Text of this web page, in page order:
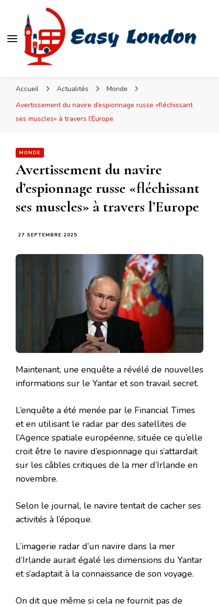
Accueil Actualités
Monde
Avertissement du navire d’espionnage russe «fléchissant
ses muscles» à travers l’Europe
MONDE
Avertissement du navire
d’espionnage russe «fléchissant
ses muscles» à travers l’Europe
27 SEPTEMBRE 2025
Maintenant, une enquête a révélé de nouvelles
informations sur le Yantar et son travail secret.
L’enquête a été menée par le Financial Times
et en utilisant le radar par des satellites de
l’Agence spatiale européenne, située ce qu’elle
croit être le navire d’espionnage qui s’attardait
sur les câbles critiques de la mer d’Irlande en
novembre.
Selon le journal, le navire tentait de cacher ses
activités à l’époque.
L’imagerie radar d’un navire dans la mer
d’Irlande aurait égalé les dimensions du Yantar
et s’adaptait à la connaissance de son voyage.
On dit que même si cela ne fournit pas de